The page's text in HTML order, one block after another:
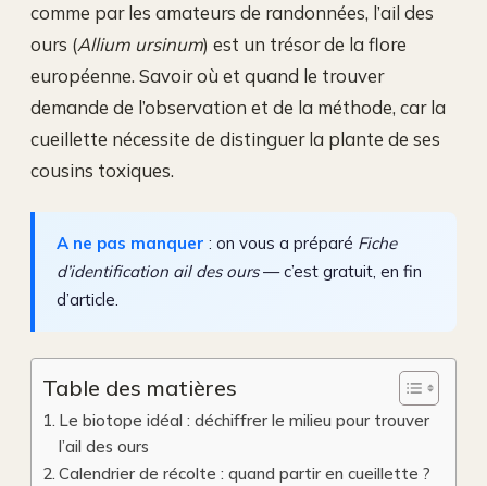
comme par les amateurs de randonnées, l’ail des
ours (Allium ursinum) est un trésor de la flore
européenne. Savoir où et quand le trouver
demande de l’observation et de la méthode, car la
cueillette nécessite de distinguer la plante de ses
cousins toxiques.
A ne pas manquer : on vous a préparé Fiche
d’identification ail des ours— c’est gratuit, en fin
d’article.
Table des matières
Le biotope idéal : déchiffrer le milieu pour trouver
l’ail des ours
Calendrier de récolte : quand partir en cueillette ?